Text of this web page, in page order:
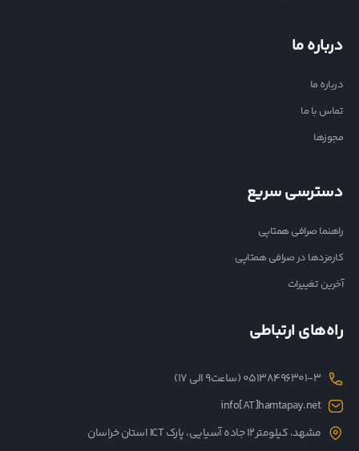
درباره ما
درباره ما
تماس با ما
مجوزها
دسترسی سریع
راهنما صرافی همتاپی
کارمزدها در صرافی همتاپی
آخرین تغییرات
راه‌های ارتباطی
05138496301-3 (ساعت۹ الی ۱۷)
info[AT]hamtapay.net
مشهد، کیلومتر12 جاده آسیایی، پارک ICT استان خراسان